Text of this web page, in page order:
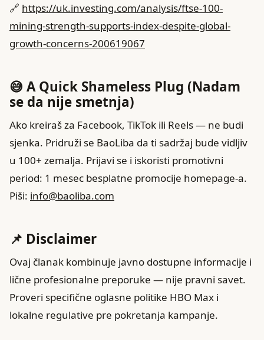
🔗 https://uk.investing.com/analysis/ftse-100-
mining-strength-supports-index-despite-global-
growth-concerns-200619067
😅 A Quick Shameless Plug (Nadam
se da nije smetnja)
Ako kreiraš za Facebook, TikTok ili Reels — ne budi
sjenka. Pridruži se BaoLiba da ti sadržaj bude vidljiv
u 100+ zemalja. Prijavi se i iskoristi promotivni
period: 1 mesec besplatne promocije homepage-a.
Piši: info@baoliba.com
📌 Disclaimer
Ovaj članak kombinuje javno dostupne informacije i
lične profesionalne preporuke — nije pravni savet.
Proveri specifične oglasne politike HBO Max i
lokalne regulative pre pokretanja kampanje.